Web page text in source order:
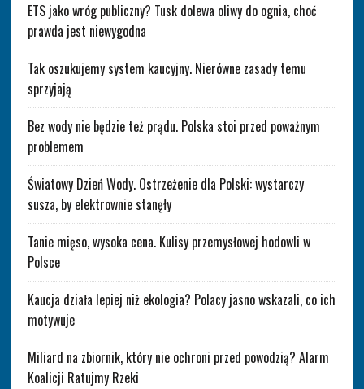
ETS jako wróg publiczny? Tusk dolewa oliwy do ognia, choć
prawda jest niewygodna
Tak oszukujemy system kaucyjny. Nierówne zasady temu
sprzyjają
Bez wody nie będzie też prądu. Polska stoi przed poważnym
problemem
Światowy Dzień Wody. Ostrzeżenie dla Polski: wystarczy
susza, by elektrownie stanęły
Tanie mięso, wysoka cena. Kulisy przemysłowej hodowli w
Polsce
Kaucja działa lepiej niż ekologia? Polacy jasno wskazali, co ich
motywuje
Miliard na zbiornik, który nie ochroni przed powodzią? Alarm
Koalicji Ratujmy Rzeki